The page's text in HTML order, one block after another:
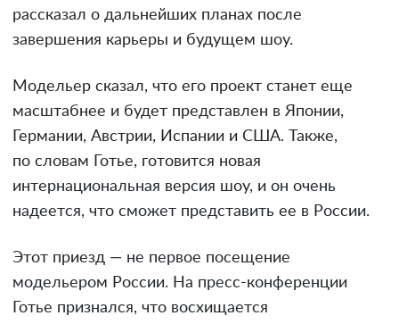
рассказал о дальнейших планах после
завершения карьеры и будущем шоу.
Модельер сказал, что его проект станет еще
масштабнее и будет представлен в Японии,
Германии, Австрии, Испании и США. Также,
по словам Готье, готовится новая
интернациональная версия шоу, и он очень
надеется, что сможет представить ее в России.
Этот приезд — не первое посещение
модельером России. На пресс-конференции
Готье признался, что восхищается